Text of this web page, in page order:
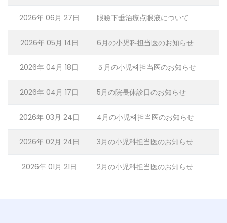
2026年 06月 27日 眼瞼下垂治療点眼液について
2026年 05月 14日 6月の小児科担当医のお知らせ
2026年 04月 18日 ５月の小児科担当医のお知らせ
2026年 04月 17日 5月の院長休診日のお知らせ
2026年 03月 24日 4月の小児科担当医のお知らせ
2026年 02月 24日 3月の小児科担当医のお知らせ
2026年 01月 21日 2月の小児科担当医のお知らせ